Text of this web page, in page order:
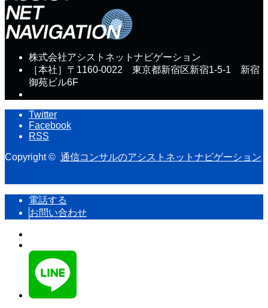
株式会社アシストネットナビゲーション
［本社］〒1160-0022 東京都新宿区新宿1-5-1 新宿
御苑ビル6F
Twitter
Facebook
RSS
Copyright © 通信コンサルのアシストネットナビゲーション
電話する
お問い合わせ